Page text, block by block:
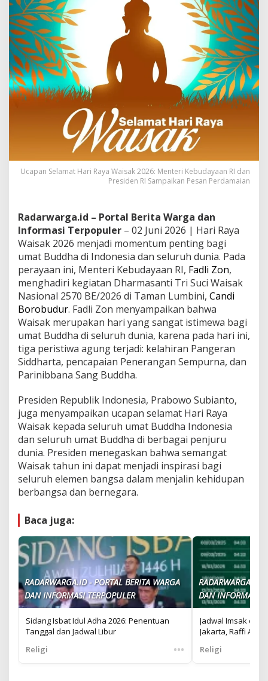
Ucapan Selamat Hari Raya Waisak 2026: Menteri Kebudayaan RI dan
Presiden RI Sampaikan Pesan Perdamaian
Radarwarga.id – Portal Berita Warga dan
Informasi Terpopuler – 02 Juni 2026 | Hari Raya
Waisak 2026 menjadi momentum penting bagi
umat Buddha di Indonesia dan seluruh dunia. Pada
perayaan ini, Menteri Kebudayaan RI, Fadli Zon,
menghadiri kegiatan Dharmasanti Tri Suci Waisak
Nasional 2570 BE/2026 di Taman Lumbini, Candi
Borobudur. Fadli Zon menyampaikan bahwa
Waisak merupakan hari yang sangat istimewa bagi
umat Buddha di seluruh dunia, karena pada hari ini,
tiga peristiwa agung terjadi: kelahiran Pangeran
Siddharta, pencapaian Penerangan Sempurna, dan
Parinibbana Sang Buddha.
Presiden Republik Indonesia, Prabowo Subianto,
juga menyampaikan ucapan selamat Hari Raya
Waisak kepada seluruh umat Buddha Indonesia
dan seluruh umat Buddha di berbagai penjuru
dunia. Presiden menegaskan bahwa semangat
Waisak tahun ini dapat menjadi inspirasi bagi
seluruh elemen bangsa dalam menjalin kehidupan
berbangsa dan bernegara.
Baca juga:
RADARWARGA.ID - PORTAL BERITA WARGA
DAN INFORMASI TERPOPULER
Sidang Isbat Idul Adha 2026: Penentuan
Tanggal dan Jadwal Libur
Religi
•••
RADARWARGA.ID
DAN INFORMASI
Jadwal Imsak dan
Jakarta, Raffi
Religi